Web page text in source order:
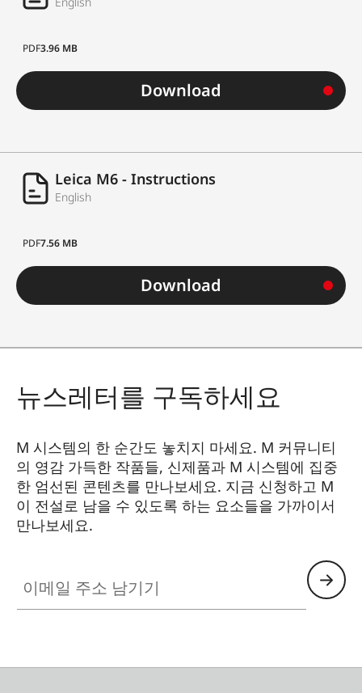
PDF3.96 MB
Download
Leica M6 - Instructions
English
PDF7.56 MB
Download
뉴스레터를 구독하세요
M 시스템의 한 순간도 놓치지 마세요. M 커뮤니티
의 영감 가득한 작품들, 신제품과 M 시스템에 집중
한 엄선된 콘텐츠를 만나보세요. 지금 신청하고 M
이 전설로 남을 수 있도록 하는 요소들을 가까이서
만나보세요.